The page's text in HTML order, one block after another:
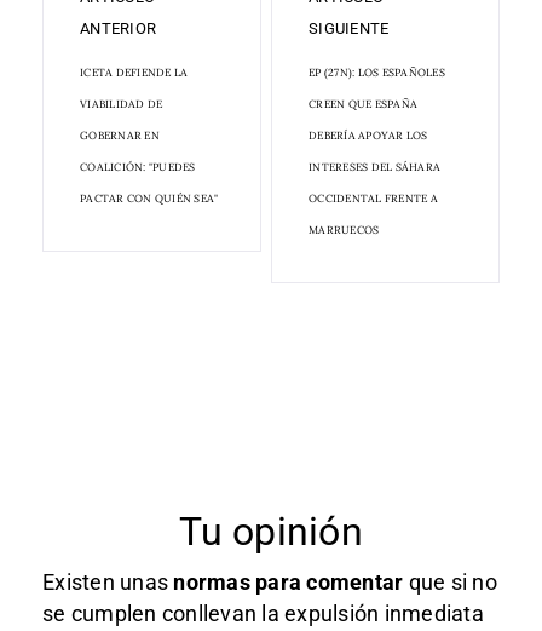
ANTERIOR
ICETA DEFIENDE LA
VIABILIDAD DE
GOBERNAR EN
COALICIÓN: "PUEDES
PACTAR CON QUIÉN SEA"
SIGUIENTE
EP (27N): LOS ESPAÑOLES
CREEN QUE ESPAÑA
DEBERÍA APOYAR LOS
INTERESES DEL SÁHARA
OCCIDENTAL FRENTE A
MARRUECOS
Tu opinión
Existen unas normas para comentar que si no
se cumplen conllevan la expulsión inmediata